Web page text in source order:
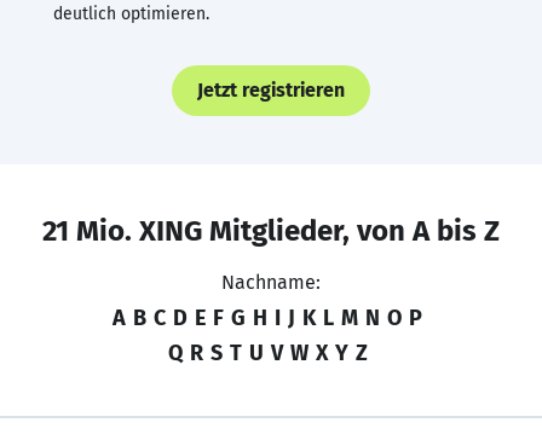
deutlich optimieren.
Jetzt registrieren
21 Mio. XING Mitglieder, von A bis Z
Nachname:
A B C D E F G H I J K L M N O P
Q R S T U V W X Y Z